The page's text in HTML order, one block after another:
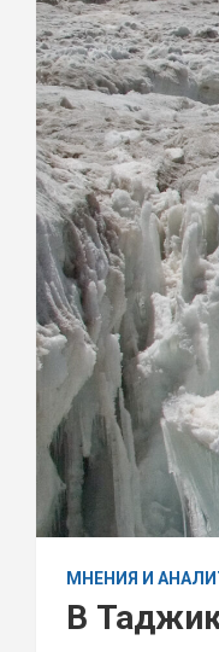
МНЕНИЯ И
В